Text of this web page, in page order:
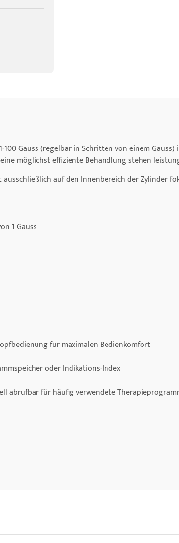
Gauss (regelbar in Schritten von einem
möglichst effiziente Behandlung stehen
auf den Innenbereich der Zylinder
1 Gauss
für maximalen Bedienkomfort
oder Indikations-Index
abrufbar für häufig verwendete